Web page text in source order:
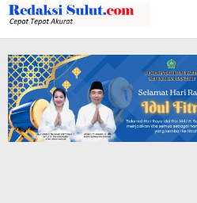
Lewati
ke
konten